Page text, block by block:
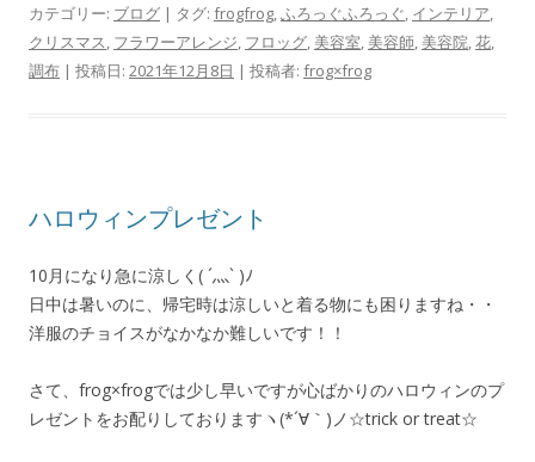
カテゴリー: ブログ | タグ: frogfrog,ふろっぐふろっぐ, インテリア,
クリスマス, フラワーアレンジ, フロッグ, 美容室, 美容師, 美容院,花,
調布 | 投稿日: 2021年12月8日 | 投稿者: frog×frog
ハロウィンプレゼント
10月になり急に涼しく( ´灬` )ﾉ
日中は暑いのに、帰宅時は涼しいと着る物にも困りますね・・
洋服のチョイスがなかなか難しいです！！
さて、frog×frogでは少し早いですが心ばかりのハロウィンのプ
レゼントをお配りしておりますヽ(*´∀｀)ノ☆trick or treat☆